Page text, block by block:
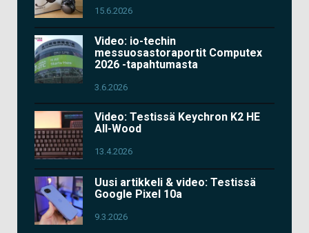
15.6.2026
Video: io-techin
messuosastoraportit Computex
2026 -tapahtumasta
3.6.2026
Video: Testissä Keychron K2 HE
All-Wood
13.4.2026
Uusi artikkeli & video: Testissä
Google Pixel 10a
9.3.2026